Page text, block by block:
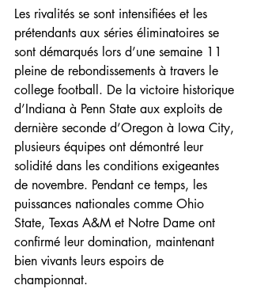
Les rivalités se sont intensifiées et les
prétendants aux séries éliminatoires se
sont démarqués lors d’une semaine 11
pleine de rebondissements à travers le
college football. De la victoire historique
d’Indiana à Penn State aux exploits de
dernière seconde d’Oregon à Iowa City,
plusieurs équipes ont démontré leur
solidité dans les conditions exigeantes
de novembre. Pendant ce temps, les
puissances nationales comme Ohio
State, Texas A&M et Notre Dame ont
confirmé leur domination, maintenant
bien vivants leurs espoirs de
championnat.